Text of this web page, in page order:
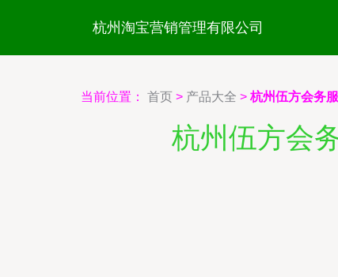
杭州淘宝营销管理有限公司
当前位置： 首页 > 产品大全 > 杭州伍方会务
杭州伍方会